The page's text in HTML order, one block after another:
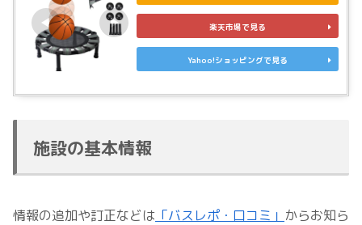
楽天市場で見る
Yahoo!ショッピングで見る
施設の基本情報
情報の追加や訂正などは 「バスレポ・口コミ」 からお知ら